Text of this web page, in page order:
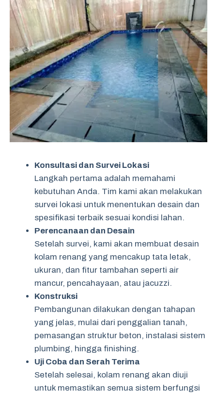
Konsultasi dan Survei Lokasi
Langkah pertama adalah memahami
kebutuhan Anda. Tim kami akan melakukan
survei lokasi untuk menentukan desain dan
spesifikasi terbaik sesuai kondisi lahan.
Perencanaan dan Desain
Setelah survei, kami akan membuat desain
kolam renang yang mencakup tata letak,
ukuran, dan fitur tambahan seperti air
mancur, pencahayaan, atau jacuzzi.
Konstruksi
Pembangunan dilakukan dengan tahapan
yang jelas, mulai dari penggalian tanah,
pemasangan struktur beton, instalasi sistem
plumbing, hingga finishing.
Uji Coba dan Serah Terima
Setelah selesai, kolam renang akan diuji
untuk memastikan semua sistem berfungsi